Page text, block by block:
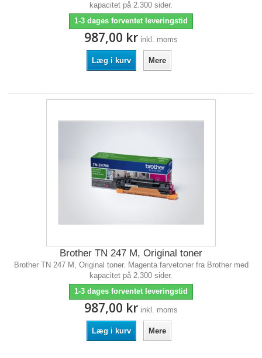
kapacitet på 2.300 sider.
1-3 dages forventet leveringstid
987,00 kr inkl. moms
Læg i kurv Mere
Brother TN 247 M, Original toner
Brother TN 247 M, Original toner. Magenta farvetoner fra Brother med
kapacitet på 2.300 sider.
1-3 dages forventet leveringstid
987,00 kr inkl. moms
Læg i kurv Mere